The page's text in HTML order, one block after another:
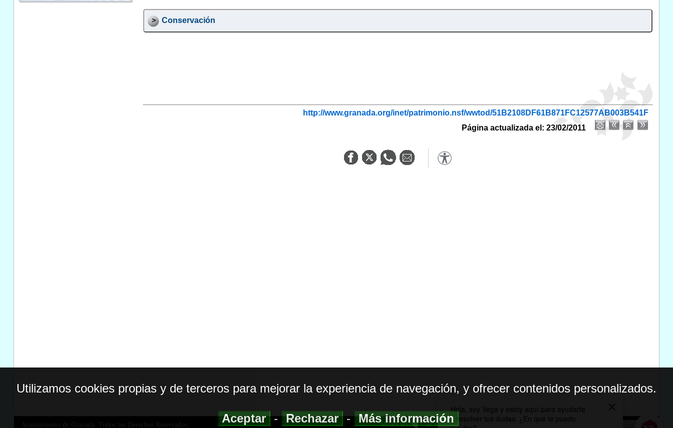
Conservación
http://www.granada.org/inet/patrimonio.nsf/wwtod/51B2108DF61B871FC12577AB003B541F
Página actualizada el: 23/02/2011
Ayuntamiento de Granada. Todos los Derechos Reservados. MAPA WEB|ACCESIBILIDAD
Utilizamos cookies propias y de terceros para mejorar la experiencia de navegación, y ofrecer contenidos personalizados.
Aceptar-Rechazar-Más información